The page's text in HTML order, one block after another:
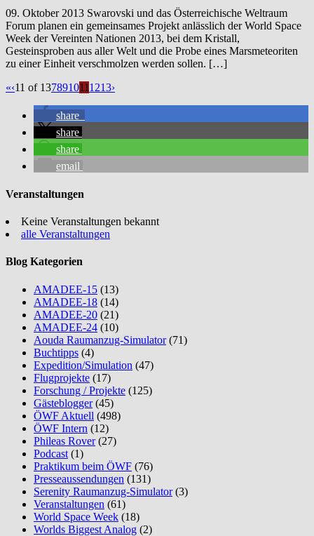
09. Oktober 2013 Swarovski und das Österreichische Weltraum
Forum planen ein gemeinsames Projekt anlässlich der World Space
Week der Vereinten Nationen 2013, bei dem Kristall,
Gesteinsproben aus aller Welt und die Probe eines Marsmeteoriten
zu einer Einheit verschmolzen werden sollen. […]
«‹11 of 1378910111213›
share
share
share
email
Veranstaltungen
Keine Veranstaltungen bekannt
alle Veranstaltungen
Blog Kategorien
AMADEE-15 (13)
AMADEE-18 (14)
AMADEE-20 (21)
AMADEE-24 (10)
Aouda Raumanzug-Simulator(71)
Buchtipps (4)
Expedition/Simulation (47)
Flugprojekte (17)
Forschung / Projekte (125)
Gästeblogger(45)
ÖWF Aktuell (498)
ÖWF Intern (12)
Phileas Rover(27)
Podcast (1)
Praktikum beim ÖWF (76)
Presseaussendungen (131)
Serenity Raumanzug-Simulator(3)
Veranstaltungen (61)
World Space Week (18)
Worlds Biggest Analog (2)